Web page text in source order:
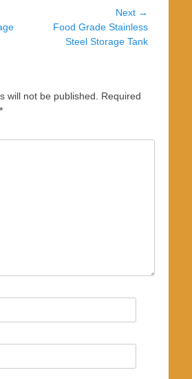
Next →
NextFood Grade Stainless
Steel Storage Tank
will not be published.
Required
*